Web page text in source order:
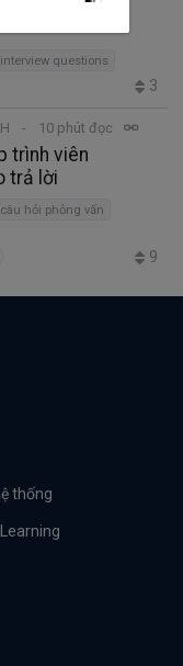
on Rails
interview questions
3
10 phút đọc
trình viên
trả lời
câu hỏi phỏng vấn
9
thống